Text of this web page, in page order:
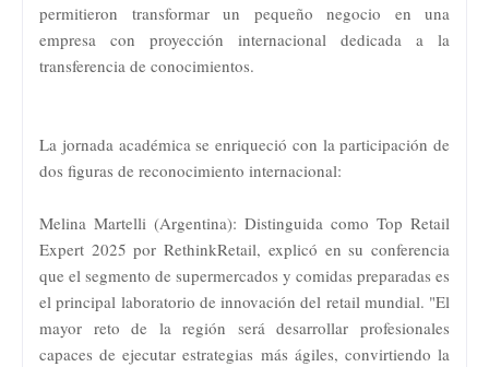
permitieron transformar un pequeño negocio en una
empresa con proyección internacional dedicada a la
transferencia de conocimientos.
La jornada académica se enriqueció con la participación de
dos figuras de reconocimiento internacional:
Melina Martelli (Argentina): Distinguida como Top Retail
Expert 2025 por RethinkRetail, explicó en su conferencia
que el segmento de supermercados y comidas preparadas es
el principal laboratorio de innovación del retail mundial. "El
mayor reto de la región será desarrollar profesionales
capaces de ejecutar estrategias más ágiles, convirtiendo la